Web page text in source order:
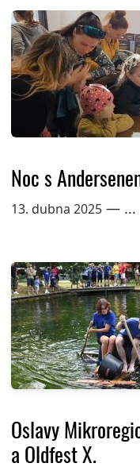
Noc s
13. dubna 2025— ...
Oslavy
a Oldfest X.